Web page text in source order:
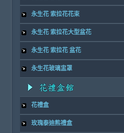
永生花 索拉花花束
永生花 索拉花大型盆花
永生花 索拉花 盆花
永生花玻璃盅罩
花禮盒
玫瑰泰迪熊禮盒